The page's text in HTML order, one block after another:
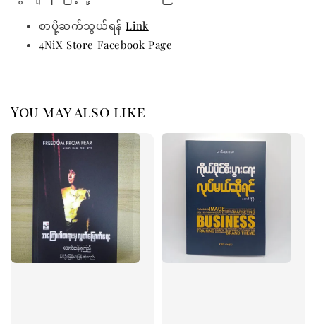
စာပို့ဆက်သွယ်ရန်Link
4NiX Store Facebook Page
You may also like